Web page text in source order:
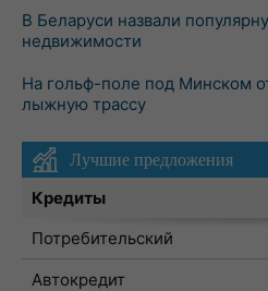
В Беларуси назвали
недвижимости
На гольф-поле под Минском
лыжную трассу
Лучшие предложения
Кредиты
Потребительский
Автокредит